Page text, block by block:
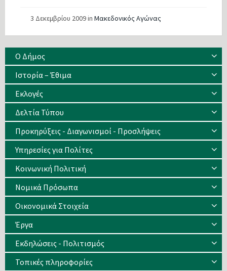
3 Δεκεμβρίου 2009in Μακεδονικός Αγώνας
Ο Δήμος
Ιστορία – Έθιμα
Eκλογές
Δελτία Τύπου
Προκηρύξεις - Διαγωνισμοί - Προσλήψεις
Υπηρεσίες για Πολίτες
Κοινωνική Πολιτική
Νομικά Πρόσωπα
Οικονομικά Στοιχεία
Έργα
Εκδηλώσεις - Πολιτισμός
Τοπικές πληροφορίες